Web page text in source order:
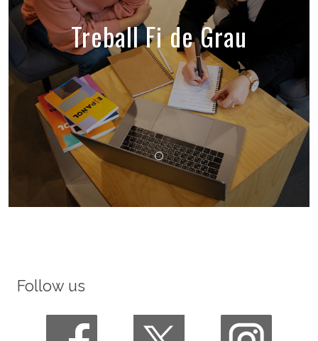
Treball Fi de Grau
Follow us